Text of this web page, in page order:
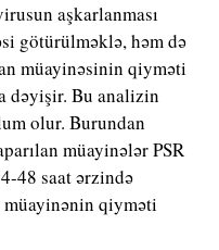
aşkarlanması
götürülməklə, həm də
müayinəsinin qiyməti
dəyişir. Bu analizin
olur. Burundan
müayinələr PSR
48 saat ərzində
müayinənin qiyməti